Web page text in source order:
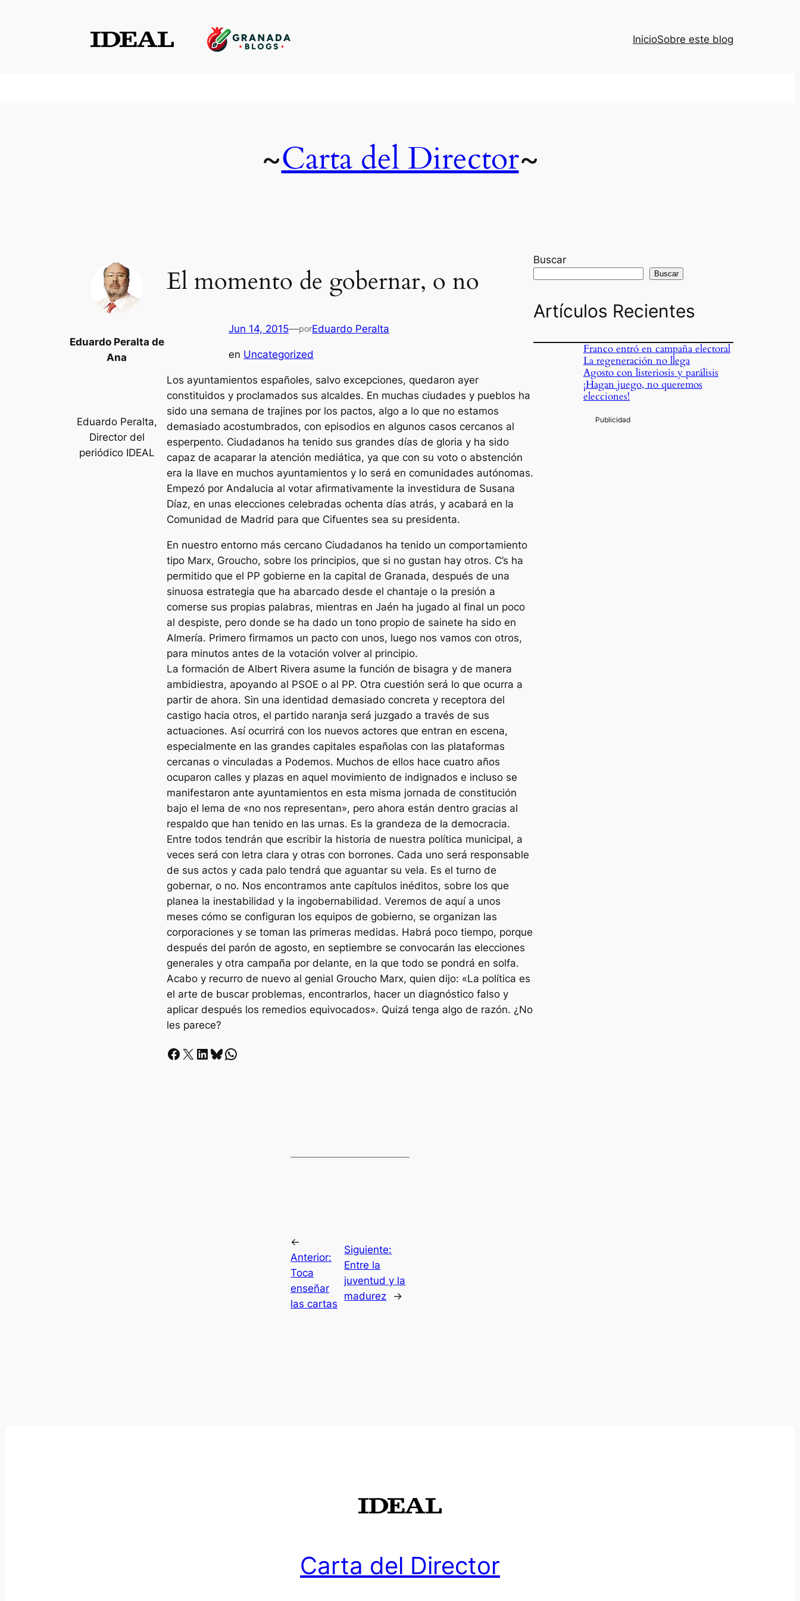
InicioSobre este blog
~Carta del Director~
Eduardo Peralta de
Ana
Eduardo Peralta,
Director del
periódico IDEAL
El momento de gobernar, o no
Jun 14, 2015—porEduardo Peralta
en Uncategorized
Los ayuntamientos españoles, salvo excepciones, quedaron ayer
constituidos y proclamados sus alcaldes. En muchas ciudades y pueblos ha
sido una semana de trajines por los pactos, algo a lo que no estamos
demasiado acostumbrados, con episodios en algunos casos cercanos al
esperpento. Ciudadanos ha tenido sus grandes días de gloria y ha sido
capaz de acaparar la atención mediática, ya que con su voto o abstención
era la llave en muchos ayuntamientos y lo será en comunidades autónomas.
Empezó por Andalucia al votar afirmativamente la investidura de Susana
Díaz, en unas elecciones celebradas ochenta días atrás, y acabará en la
Comunidad de Madrid para que Cifuentes sea su presidenta.
En nuestro entorno más cercano Ciudadanos ha tenido un comportamiento
tipo Marx, Groucho, sobre los principios, que si no gustan hay otros. C’s ha
permitido que el PP gobierne en la capital de Granada, después de una
sinuosa estrategia que ha abarcado desde el chantaje o la presión a
comerse sus propias palabras, mientras en Jaén ha jugado al final un poco
al despiste, pero donde se ha dado un tono propio de sainete ha sido en
Almería. Primero firmamos un pacto con unos, luego nos vamos con otros,
para minutos antes de la votación volver al principio.
La formación de Albert Rivera asume la función de bisagra y de manera
ambidiestra, apoyando al PSOE o al PP. Otra cuestión será lo que ocurra a
partir de ahora. Sin una identidad demasiado concreta y receptora del
castigo hacia otros, el partido naranja será juzgado a través de sus
actuaciones. Así ocurrirá con los nuevos actores que entran en escena,
especialmente en las grandes capitales españolas con las plataformas
cercanas o vinculadas a Podemos. Muchos de ellos hace cuatro años
ocuparon calles y plazas en aquel movimiento de indignados e incluso se
manifestaron ante ayuntamientos en esta misma jornada de constitución
bajo el lema de «no nos representan», pero ahora están dentro gracias al
respaldo que han tenido en las urnas. Es la grandeza de la democracia.
Entre todos tendrán que escribir la historia de nuestra política municipal, a
veces será con letra clara y otras con borrones. Cada uno será responsable
de sus actos y cada palo tendrá que aguantar su vela. Es el turno de
gobernar, o no. Nos encontramos ante capítulos inéditos, sobre los que
planea la inestabilidad y la ingobernabilidad. Veremos de aquí a unos
meses cómo se configuran los equipos de gobierno, se organizan las
corporaciones y se toman las primeras medidas. Habrá poco tiempo, porque
después del parón de agosto, en septiembre se convocarán las elecciones
generales y otra campaña por delante, en la que todo se pondrá en solfa.
Acabo y recurro de nuevo al genial Groucho Marx, quien dijo: «La política es
el arte de buscar problemas, encontrarlos, hacer un diagnóstico falso y
aplicar después los remedios equivocados». Quizá tenga algo de razón. ¿No
les parece?
Facebook X LinkedIn Bluesky Whatsapp
←
Anterior:
Toca
enseñar
las cartas
Siguiente:
Entre la
juventud y la
madurez
→
Buscar
Buscar
Artículos Recientes
Franco entró en campaña electoral
La regeneración no llega
Agosto con listeriosis y parálisis
¡Hagan juego, no queremos
elecciones!
Carta del Director